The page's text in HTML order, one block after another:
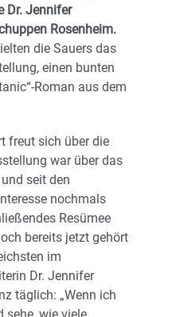
Dr. Jennifer
Rosenheim.
die Sauers das
einen bunten
Roman aus dem
freut sich über die
war über das
seit den
nochmals
Resümee
bereits jetzt gehört
im
Dr. Jennifer
täglich: „Wenn ich